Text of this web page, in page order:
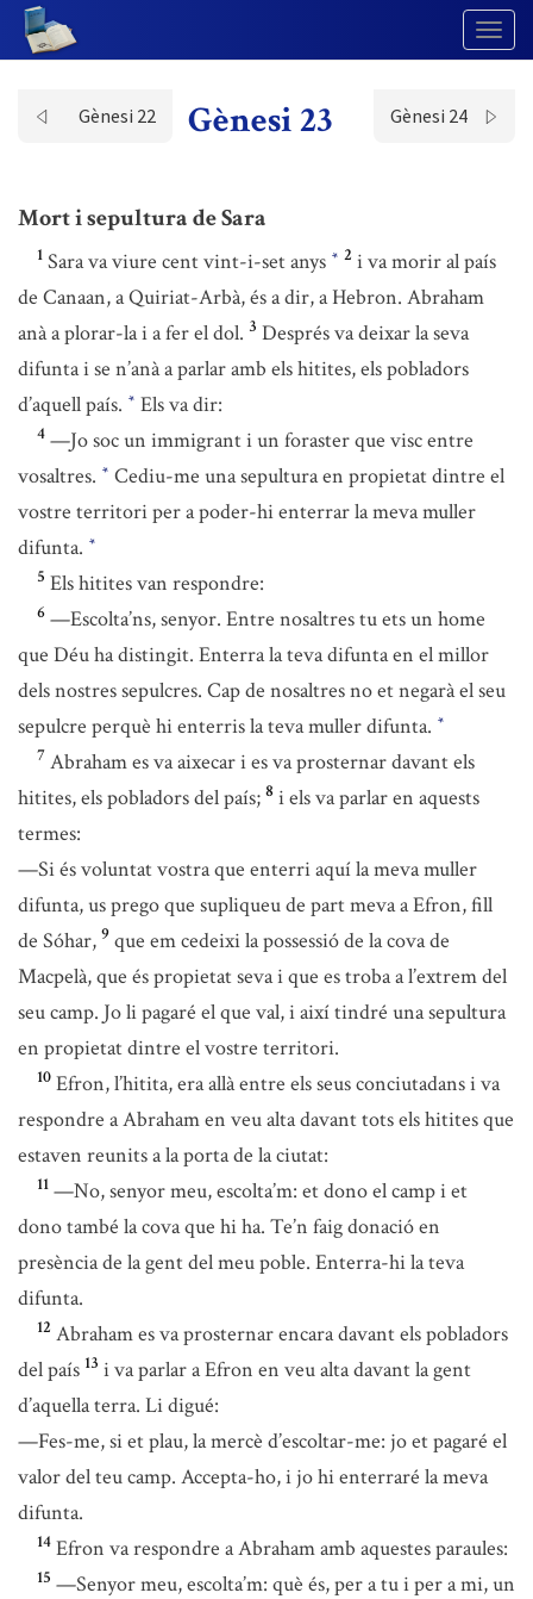
Gènesi 22 Gènesi 23 Gènesi 24
Mort i sepultura de Sara
1 Sara va viure cent vint-i-set anys * 2 i va morir al país
de Canaan, a Quiriat-Arbà, és a dir, a Hebron. Abraham
anà a plorar-la i a fer el dol. 3 Després va deixar la seva
difunta i se n’anà a parlar amb els hitites, els pobladors
d’aquell país. * Els va dir:
4 —Jo soc un immigrant i un foraster que visc entre
vosaltres. * Cediu-me una sepultura en propietat dintre el
vostre territori per a poder-hi enterrar la meva muller
difunta. *
5 Els hitites van respondre:
6 —Escolta’ns, senyor. Entre nosaltres tu ets un home
que Déu ha distingit. Enterra la teva difunta en el millor
dels nostres sepulcres. Cap de nosaltres no et negarà el seu
sepulcre perquè hi enterris la teva muller difunta. *
7 Abraham es va aixecar i es va prosternar davant els
hitites, els pobladors del país; 8 i els va parlar en aquests
termes:
—Si és voluntat vostra que enterri aquí la meva muller
difunta, us prego que supliqueu de part meva a Efron, fill
de Sóhar, 9 que em cedeixi la possessió de la cova de
Macpelà, que és propietat seva i que es troba a l’extrem del
seu camp. Jo li pagaré el que val, i així tindré una sepultura
en propietat dintre el vostre territori.
10 Efron, l’hitita, era allà entre els seus conciutadans i va
respondre a Abraham en veu alta davant tots els hitites que
estaven reunits a la porta de la ciutat:
11 —No, senyor meu, escolta’m: et dono el camp i et
dono també la cova que hi ha. Te’n faig donació en
presència de la gent del meu poble. Enterra-hi la teva
difunta.
12 Abraham es va prosternar encara davant els pobladors
del país 13 i va parlar a Efron en veu alta davant la gent
d’aquella terra. Li digué:
—Fes-me, si et plau, la mercè d’escoltar-me: jo et pagaré el
valor del teu camp. Accepta-ho, i jo hi enterraré la meva
difunta.
14 Efron va respondre a Abraham amb aquestes paraules:
15 —Senyor meu, escolta’m: què és, per a tu i per a mi, un